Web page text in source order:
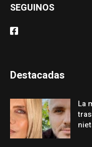
SEGUINOS
Destacadas
La